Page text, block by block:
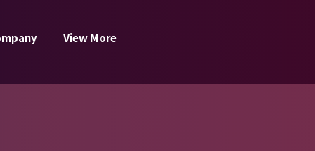
View More